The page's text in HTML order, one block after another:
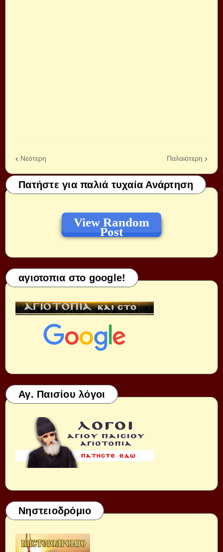
Νεότερη Παλαιότερη
Πατήστε για παλιά τυχαία Ανάρτηση
View Random
Post
αγιοτοπια στο google!
Αγ. Παισίου λόγοι
Νηστειοδρόμιο